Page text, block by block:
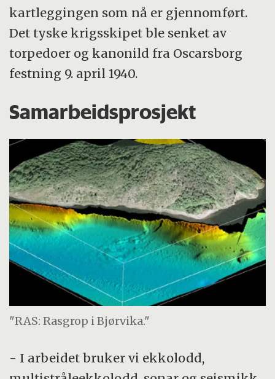
kartleggingen som nå er gjennomført.
Det tyske krigsskipet ble senket av
torpedoer og kanonild fra Oscarsborg
festning 9. april 1940.
Samarbeidsprosjekt
"RAS: Rasgrop i Bjørvika."
- I arbeidet bruker vi ekkolodd,